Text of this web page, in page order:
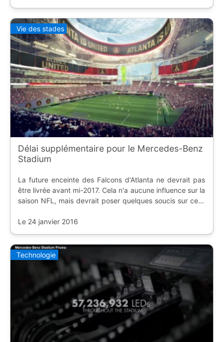
Vie des stades
Délai supplémentaire pour le Mercedes-Benz
Stadium
La future enceinte des Falcons d'Atlanta ne devrait pas
être livrée avant mi-2017. Cela n'a aucune influence sur la
saison NFL, mais devrait poser quelques soucis sur celle
Le 24 janvier 2016
Technologie